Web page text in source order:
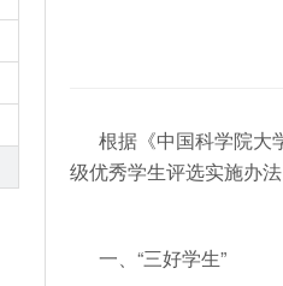
根据《中国科学院大
级优秀学生评选实施办
一、“三好学生”